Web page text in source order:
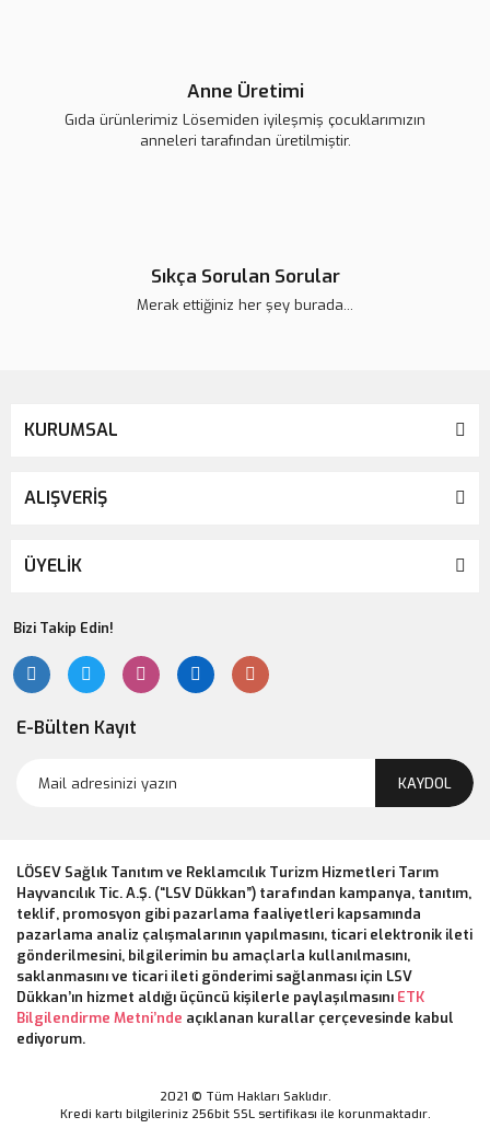
Anne Üretimi
Gıda ürünlerimiz Lösemiden iyileşmiş çocuklarımızın
anneleri tarafından üretilmiştir.
Sıkça Sorulan Sorular
Merak ettiğiniz her şey burada...
KURUMSAL
ALIŞVERİŞ
ÜYELİK
Bizi Takip Edin!
E-Bülten Kayıt
KAYDOL
LÖSEV Sağlık Tanıtım ve Reklamcılık Turizm Hizmetleri Tarım
Hayvancılık Tic. A.Ş. (“LSV Dükkan”) tarafından kampanya, tanıtım,
teklif, promosyon gibi pazarlama faaliyetleri kapsamında
pazarlama analiz çalışmalarının yapılmasını, ticari elektronik ileti
gönderilmesini, bilgilerimin bu amaçlarla kullanılmasını,
saklanmasını ve ticari ileti gönderimi sağlanması için LSV
Dükkan’ın hizmet aldığı üçüncü kişilerle paylaşılmasını ETK
Bilgilendirme Metni’nde açıklanan kurallar çerçevesinde kabul
ediyorum.
2021 © Tüm Hakları Saklıdır.
Kredi kartı bilgileriniz 256bit SSL sertifikası ile korunmaktadır.